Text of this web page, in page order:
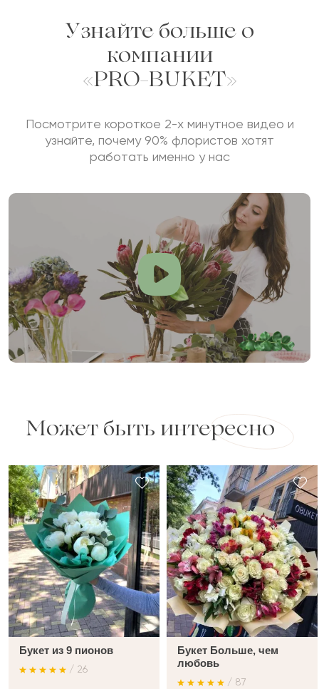
Отзыв будет опубликован после проверки.
Проверяем на спам.
Узнайте больше о
компании
«PRO-BUKET»
Посмотрите короткое 2-х минутное видео и
узнайте, почему 90% флористов хотят
работать именно у нас
Может быть интересно
Букет из 9 пионов
/ 26
Букет Больше, чем
любовь
/ 87